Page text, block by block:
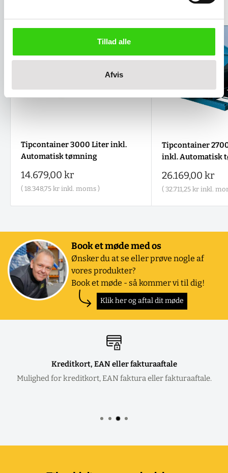
Tillad alle
Afvis
Tipcontainer 3000 Liter inkl.
Automatisk tømning
Salgspris
14.679,00 kr
( 18.348,75 kr inkl. moms )
Tipcontainer
inkl. Automatisk
Salgspris
26.169,00 kr
( 32.711,25 krinkl.
Book et møde med os
Ønsker du at se eller prøve nogle af
vores produkter?
Book et møde - så kommer vi til dig!
Klik her og aftal dit møde
Kreditkort, EAN eller fakturaaftale
Mulighed for kreditkort, EAN faktura eller fakturaaftale.